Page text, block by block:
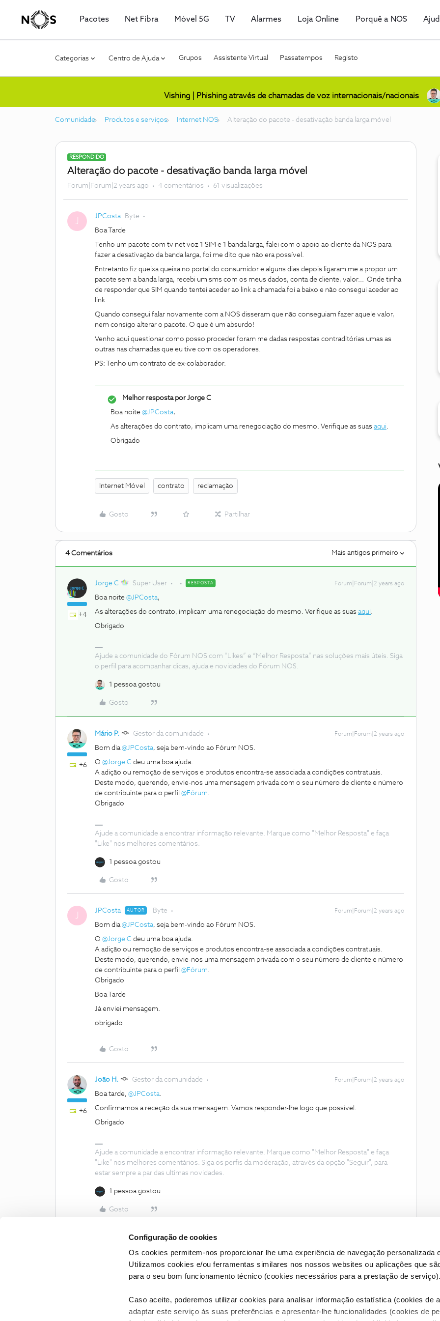
Configuração de cookies
Os cookies permitem-nos proporcionar lhe uma experiência de navegação personalizada
Utilizamos cookies e/ou ferramentas similares nos nossos websites ou aplicações que
para o seu bom funcionamento técnico (cookies necessários para a prestação de serviço).
Caso aceite, poderemos utilizar cookies para analisar informação estatística (cookies de
adaptar este serviço às suas preferências e apresentar-lhe funcionalidades (cookies de
Pacotes Net Fibra Móvel 5G TV Alarmes Loja Online Porquê a NOS
Categorias Centro de Ajuda Grupos Assistente Virtual Passatempos Registo
Vishing | Phishing através de chamadas de voz internacionais/nacionais
Comunidade Produtos e serviços Internet NOS Alteração do pacote - desativação banda larga móvel
RESPONDIDO
Alteração do pacote - desativação banda larga móvel
Forum|Forum|2 years ago 4 comentários 61 visualizações
J JPCosta Byte
Boa Tarde
Tenho um pacote com tv net voz 1 SIM e 1 banda larga, falei com o apoio ao cliente da NOS para
fazer a desativação da banda larga, foi me dito que não era possível.
Entretanto fiz queixa queixa no portal do consumidor e alguns dias depois ligaram me a propor um
pacote sem a banda larga, recebi um sms com os meus dados, conta de cliente, valor... Onde tinha
de responder que SIM quando tentei aceder ao link a chamada foi a baixo e não consegui aceder ao
link.
Quando consegui falar novamente com a NOS disseram que não conseguiam fazer aquele valor,
nem consigo alterar o pacote. O que é um absurdo!
Venho aqui questionar como posso proceder foram me dadas respostas contraditórias umas as
outras nas chamadas que eu tive com os operadores.
PS: Tenho um contrato de ex-colaborador.
Melhor resposta porJorge C
Boa noite @JPCosta,
As alterações do contrato, implicam uma renegociação do mesmo. Verifique as suas aqui.
Obrigado
Internet Móvel contrato reclamação
Gosto Partilhar
4 Comentários Mais antigos primeiro
+4
Jorge C Super User RESPOSTA Forum|Forum|2 years ago
Boa noite @JPCosta,
As alterações do contrato, implicam uma renegociação do mesmo. Verifique as suas aqui.
Obrigado
Ajude a comunidade do Fórum NOS com “Likes” e “Melhor Resposta” nas soluções mais úteis. Siga
o perfil para acompanhar dicas, ajuda e novidades do Fórum NOS.
1 pessoa gostou
Gosto
+6
Mário P. Gestor da comunidade Forum|Forum|2 years ago
Bom dia@JPCosta, seja bem-vindo ao Fórum NOS.
O @Jorge C deu uma boa ajuda.
A adição ou remoção de serviços e produtos encontra-se associada a condições contratuais.
Deste modo, querendo, envie-nos uma mensagem privada com o seu número de cliente e número
de contribuinte para o perfil @Fórum.
Obrigado
Ajude a comunidade a encontrar informação relevante. Marque como "Melhor Resposta" e faça
"Like" nos melhores comentários.
1 pessoa gostou
Gosto
J JPCosta AUTOR Byte Forum|Forum|2 years ago
Bom dia@JPCosta, seja bem-vindo ao Fórum NOS.
O @Jorge C deu uma boa ajuda.
A adição ou remoção de serviços e produtos encontra-se associada a condições contratuais.
Deste modo, querendo, envie-nos uma mensagem privada com o seu número de cliente e número
de contribuinte para o perfil @Fórum.
Obrigado
Boa Tarde
Já enviei mensagem.
obrigado
Gosto
+6
João H. Gestor da comunidade Forum|Forum|2 years ago
Boa tarde, @JPCosta.
Confirmamos a receção da sua mensagem. Vamos responder-lhe logo que possível.
Obrigado
Ajude a comunidade a encontrar informação relevante. Marque como "Melhor Resposta" e faça
"Like" nos melhores comentários. Siga os perfis da moderação, através da opção "Seguir", para
estar sempre a par das ultimas novidades.
1 pessoa gostou
Gosto
Condições do Fórum NOS Accessibility statement